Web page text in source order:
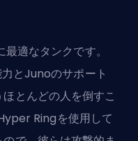
適なタンクです。
とJunoのサポート
とんどの人を倒すこ
Ringを使用して